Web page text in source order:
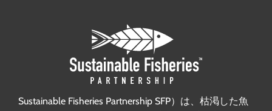
Sustainable Fisheries Partnership SFP）は、枯渇した魚